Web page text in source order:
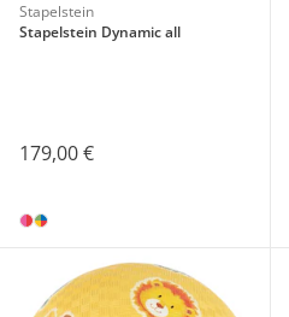
Stapelstein
Stapelstein Dynamic all
179,00 €